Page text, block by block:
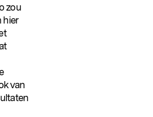
zou
hier
van